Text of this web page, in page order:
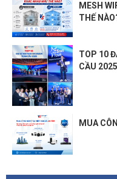
MESH
THẾ
TOP 10
CẦU 2025
MUA